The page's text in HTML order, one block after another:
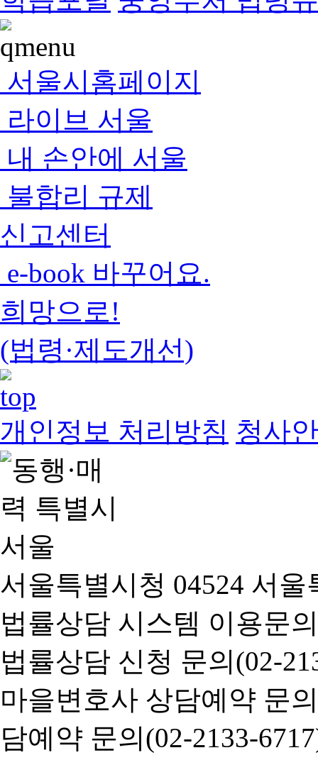
서울시홈페이지
라이브 서울
내 손안에 서울
불합리 규제
신고센터
e-book 바꾸어요.
희망으로!
(법령·제도개선)
개인정보 처리방침 청사
서울특별시청 04524 서
법률상담 시스템 이용문
법률상담 신청 문의(02-
마을변호사 상담예약 문
담예약 문의(02-2133-